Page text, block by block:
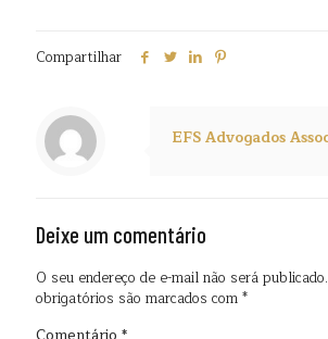
Compartilhar
EFS Advogados
Deixe um comentário
O seu endereço de e-mail não será publicado.
obrigatórios são marcados com*